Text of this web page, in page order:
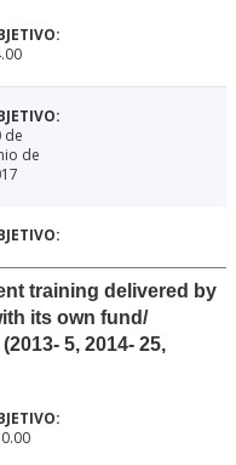
de
de
training delivered by
its own fund/
5, 2014- 25,